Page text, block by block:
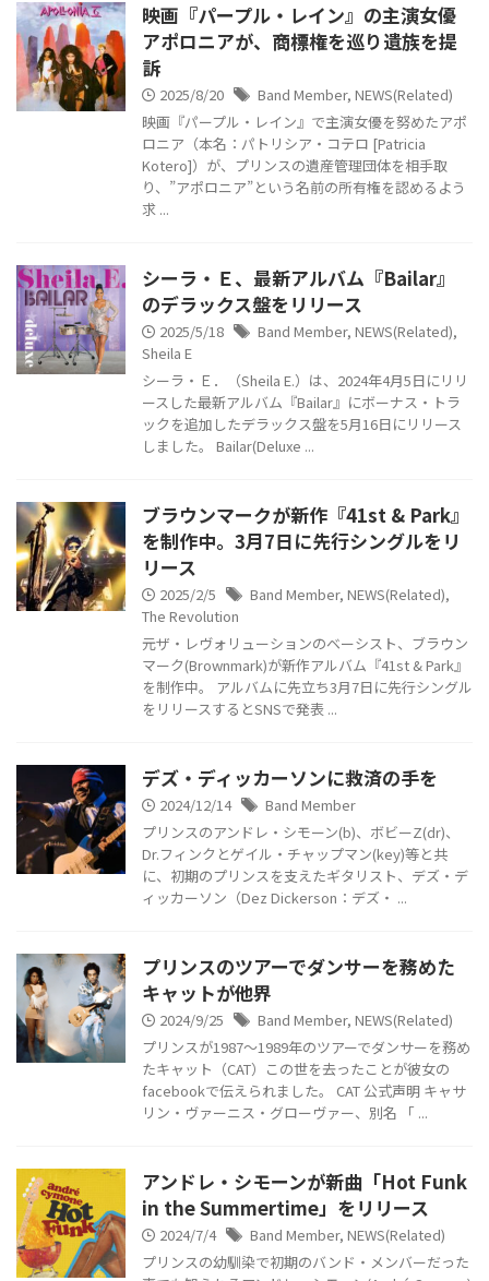
映画『パープル・レイン』の主演女優
アポロニアが、商標権を巡り遺族を提
訴
2025/8/20 Band Member, NEWS(Related)
映画『パープル・レイン』で主演女優を努めたアポ
ロニア（本名：パトリシア・コテロ [Patricia
Kotero]）が、プリンスの遺産管理団体を相手取
り、”アポロニア”という名前の所有権を認めるよう
求 ...
シーラ・Ｅ、最新アルバム『Bailar』
のデラックス盤をリリース
2025/5/18 Band Member, NEWS(Related),
Sheila E
シーラ・Ｅ．（Sheila E.）は、2024年4月5日にリリ
ースした最新アルバム『Bailar』にボーナス・トラ
ックを追加したデラックス盤を5月16日にリリース
しました。 Bailar(Deluxe ...
ブラウンマークが新作『41st & Park』
を制作中。3月7日に先行シングルをリ
リース
2025/2/5 Band Member, NEWS(Related),
The Revolution
元ザ・レヴォリューションのベーシスト、ブラウン
マーク(Brownmark)が新作アルバム『41st & Park』
を制作中。 アルバムに先立ち3月7日に先行シングル
をリリースするとSNSで発表 ...
デズ・ディッカーソンに救済の手を
2024/12/14
Band Member
プリンスのアンドレ・シモーン(b)、ボビーZ(dr)、
Dr.フィンクとゲイル・チャップマン(key)等と共
に、初期のプリンスを支えたギタリスト、デズ・デ
ィッカーソン（Dez Dickerson：デズ・ ...
プリンスのツアーでダンサーを務めた
キャットが他界
2024/9/25 Band Member, NEWS(Related)
プリンスが1987～1989年のツアーでダンサーを務め
たキャット（CAT）この世を去ったことが彼女の
facebookで伝えられました。 CAT 公式声明 キャサ
リン・ヴァーニス・グローヴァー、別名 「 ...
アンドレ・シモーンが新曲「Hot Funk
in the Summertime」をリリース
2024/7/4 Band Member, NEWS(Related)
プリンスの幼馴染で初期のバンド・メンバーだった